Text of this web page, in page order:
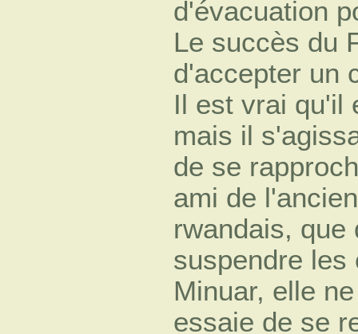
d'évacuation
Le succès du
d'accepter un
Il est vrai qu'il
mais il
de se
ami de
rwandais, que
suspendre les
Minuar, elle
essaie de se